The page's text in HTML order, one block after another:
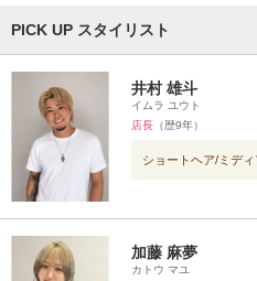
PICK UP スタイリスト
井村 雄斗
イムラ ユウト
店長 （歴9年）
ショートヘア/ミデ
加藤 麻夢
カトウ マユ